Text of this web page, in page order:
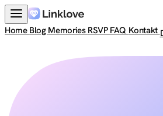
Home Blog Memories RSVP FAQ Kontakt